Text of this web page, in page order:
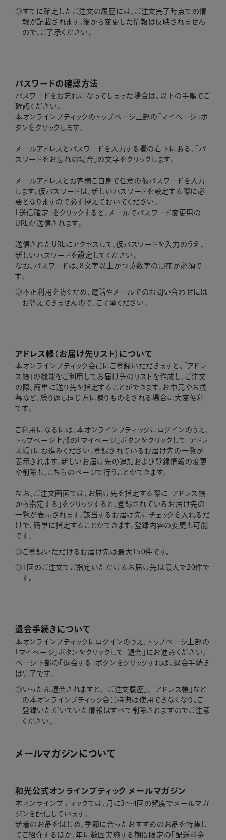
すでに確定したご注文の履歴には、ご注文完了時点での情
報が記載されます。後から変更した情報は反映されません
ので、ご了承ください。
パスワードの確認方法
パスワードをお忘れになってしまった場合は、以下の手順でご
確認ください。
本オンラインブティックのトップページ上部の「マイページ」ボ
タンをクリックします。
メールアドレスとパスワードを入力する欄の右下にある、「パ
スワードをお忘れの場合」の文字をクリックします。
メールアドレスとお客様ご自身で任意の仮パスワードを入力
します。仮パスワードは、新しいパスワードを設定する際に必
要となりますので必ず控えておいてください。
「送信確定」をクリックすると、メールでパスワード変更用の
URLが送信されます。
送信されたURLにアクセスして、仮パスワードを入力のうえ、
新しいパスワードを設定してください。
なお、パスワードは、8文字以上かつ英数字の混在が必須で
す。
不正利用を防ぐため、電話やメールでのお問い合わせには
お答えできませんので、ご了承ください。
アドレス帳（お届け先リスト）について
本オンラインブティック会員にご登録いただきますと、「アドレ
ス帳」の機能をご利用してお届け先のリストを作成し、ご注文
の際、簡単に送り先を指定することができます。お中元やお歳
暮など、繰り返し同じ方に贈りものをされる場合に大変便利
です。
ご利用になるには、本オンラインブティックにログインのうえ、
トップページ上部の「マイページ」ボタンをクリックして「アドレ
ス帳」にお進みください。登録されているお届け先の一覧が
表示されます。新しいお届け先の追加および登録情報の変更
や削除も、こちらのページで行うことができます。
なお、ご注文画面では、お届け先を指定する際に「アドレス帳
から指定する」をクリックすると、登録されているお届け先の
一覧が表示されます。該当するお届け先にチェックを入れるだ
けで、簡単に指定することができます。登録内容の変更も可能
です。
ご登録いただけるお届け先は最大150件です。
1回のご注文でご指定いただけるお届け先は最大で20件で
す。
退会手続きについて
本オンラインブティックにログインのうえ、トップページ上部の
「マイページ」ボタンをクリックして「退会」にお進みください。
ページ下部の「退会する」ボタンをクリックすれば、退会手続き
は完了です。
いったん退会されますと、「ご注文履歴」、「アドレス帳」など
の本オンラインブティック会員特典は使用できなくなり、ご
登録いただいていた情報はすべて削除されますのでご注意
ください。
メールマガジンについて
和光公式オンラインブティック メールマガジン
本オンラインブティックでは、月に3～4回の頻度でメールマガ
ジンを配信しています。
新着のお品をはじめ、季節に合ったおすすめのお品を特集し
てご紹介するほか、年に数回実施する期間限定の「配送料金